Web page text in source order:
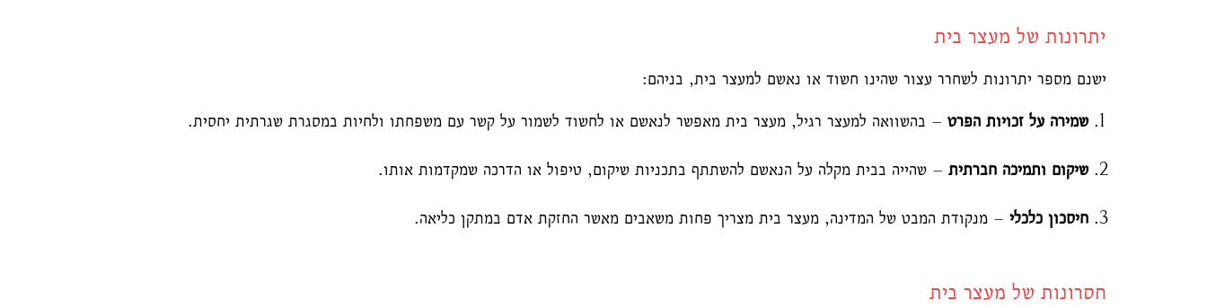
יתרונות של מעצר בית
ישנם מספר יתרונות לשחרר עצור שהינו חשוד או נאשם למעצר בית, בניהם:
שמירה על זכויות הפרט – בהשוואה למעצר רגיל, מעצר בית מאפשר לנאשם או לחשוד לשמור על קשר עם משפחתו ולחיות במסגרת שגרתית יחסית.
שיקום ותמיכה חברתית – שהייה בבית מקלה על הנאשם להשתתף בתכניות שיקום, טיפול או הדרכה שמקדמות אותו.
חיסכון כלכלי – מנקודת המבט של המדינה, מעצר בית מצריך פחות משאבים מאשר החזקת אדם במתקן כליאה.
חסרונות של מעצר בית